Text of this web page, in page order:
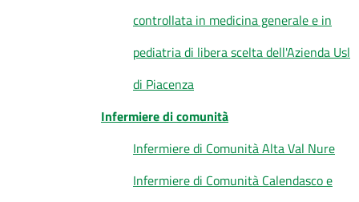
controllata in medicina generale e in
pediatria di libera scelta dell'Azienda Usl
di Piacenza
Infermiere di comunità
Infermiere di Comunità Alta Val Nure
Infermiere di Comunità Calendasco e